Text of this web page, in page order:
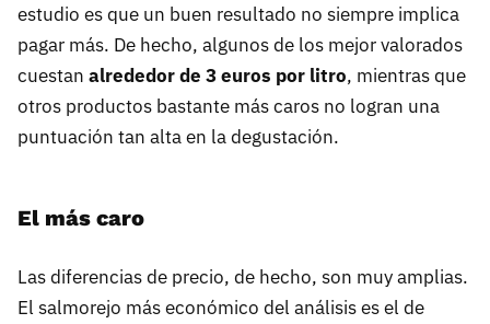
estudio es que un buen resultado no siempre implica
pagar más. De hecho, algunos de los mejor valorados
cuestan alrededor de 3 euros por litro, mientras que
otros productos bastante más caros no logran una
puntuación tan alta en la degustación.
El más caro
Las diferencias de precio, de hecho, son muy amplias.
El salmorejo más económico del análisis es el de